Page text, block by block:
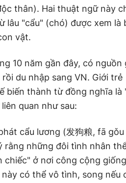
thân). Hai thuật ngữ này
lâu "cẩu" (chó) được xem là
vật.
10 năm gần đây, có nguồn
du nhập sang VN. Giới trẻ
biến thành từ đồng nghĩa là
quan như sau:
cẩu lương (发狗粮, fā gǒu
rằng những đôi tình nhân
chiếc" ở nơi công cộng
có thể vô tình, song nếu